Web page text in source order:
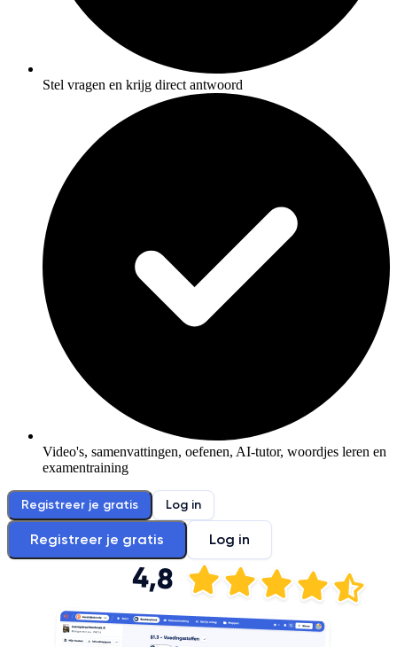
Stel vragen en krijg direct antwoord
Video's, samenvattingen, oefenen, AI-tutor, woordjes leren en
examentraining
Registreer je gratis Log in
Registreer je gratis Log in